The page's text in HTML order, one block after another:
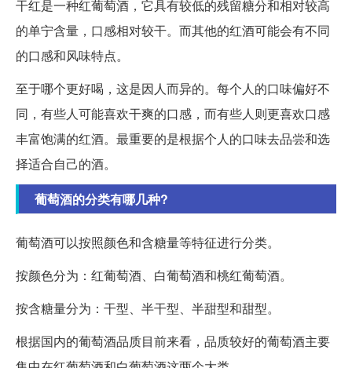
干红是一种红葡萄酒，它具有较低的残留糖分和相对较高
的单宁含量，口感相对较干。而其他的红酒可能会有不同
的口感和风味特点。
至于哪个更好喝，这是因人而异的。每个人的口味偏好不
同，有些人可能喜欢干爽的口感，而有些人则更喜欢口感
丰富饱满的红酒。最重要的是根据个人的口味去品尝和选
择适合自己的酒。
葡萄酒的分类有哪几种?
葡萄酒可以按照颜色和含糖量等特征进行分类。
按颜色分为：红葡萄酒、白葡萄酒和桃红葡萄酒。
按含糖量分为：干型、半干型、半甜型和甜型。
根据国内的葡萄酒品质目前来看，品质较好的葡萄酒主要